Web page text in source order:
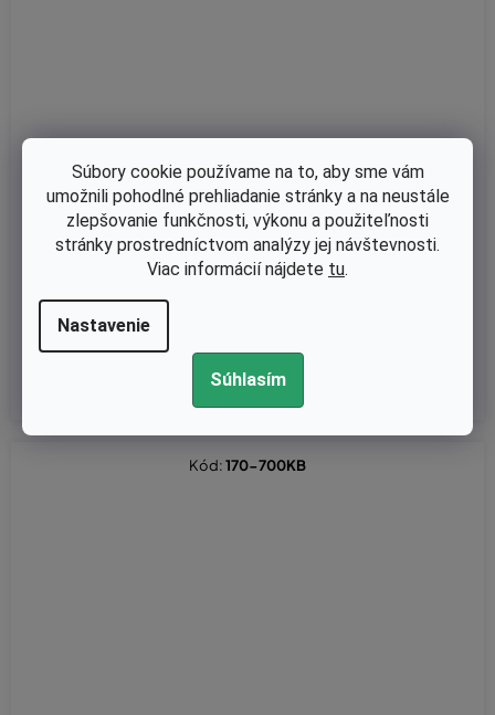
Súbory cookie používame na to, aby sme vám
umožnili pohodlné prehliadanie stránky a na neustále
zlepšovanie funkčnosti, výkonu a použiteľnosti
stránky prostredníctvom analýzy jej návštevnosti.
Viac informácií nájdete tu.
Nastavenie
Súhlasím
Vzduchový filter pro Stihl TS 400 komplet
Skladom
€14,20
Kód:170-700KB